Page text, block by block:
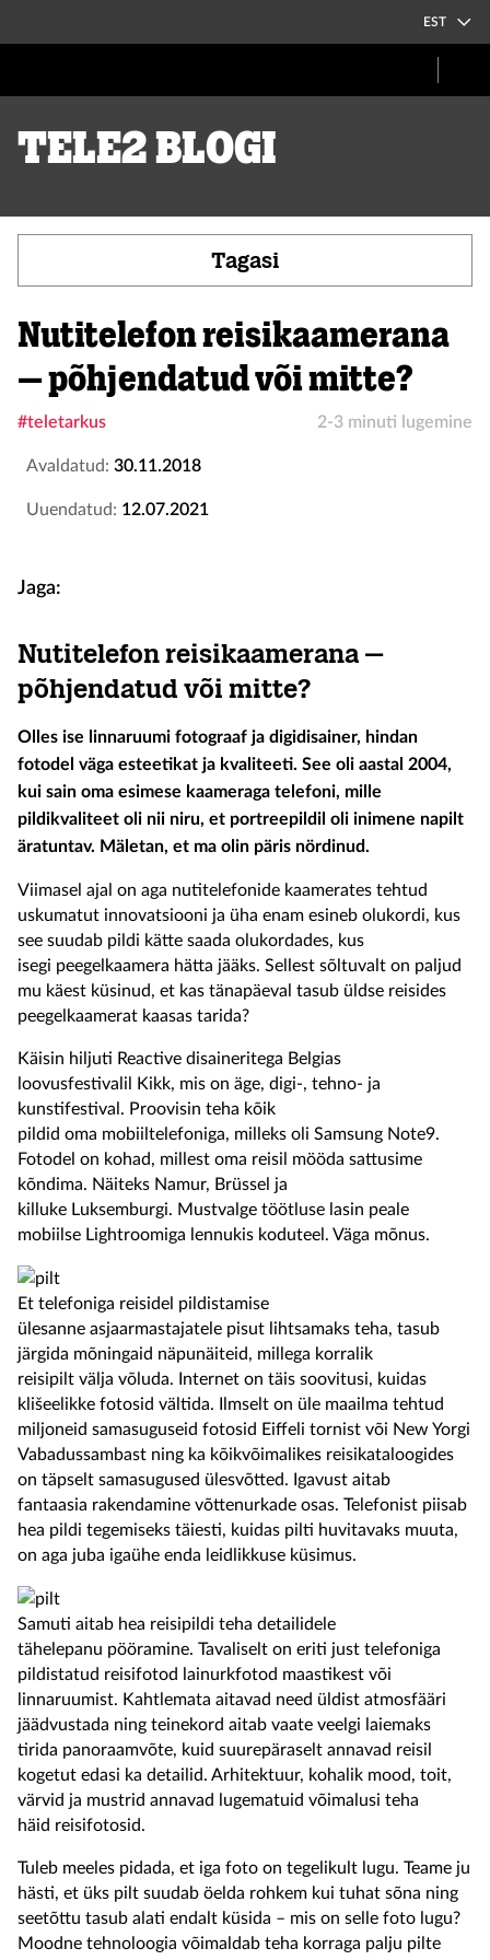
EST
Tele2 blogi
Tagasi
Nutitelefon reisikaamerana
– põhjendatud või mitte?
#teletarkus 2-3 minuti lugemine
Avaldatud: 30.11.2018
Uuendatud: 12.07.2021
Jaga:
Nutitelefon reisikaamerana –
põhjendatud või mitte?
Olles ise linnaruumi fotograaf ja digidisainer, hindan
fotodel väga esteetikat ja kvaliteeti. See oli aastal 2004,
kui sain oma esimese kaameraga telefoni, mille
pildikvaliteet oli nii niru, et portreepildil oli inimene napilt
äratuntav. Mäletan, et ma olin päris nördinud.
Viimasel ajal on aga nutitelefonide kaamerates tehtud
uskumatut innovatsiooni ja üha enam esineb olukordi, kus
see suudab pildi kätte saada olukordades, kus
isegi peegelkaamera hätta jääks. Sellest sõltuvalt on paljud
mu käest küsinud, et kas tänapäeval tasub üldse reisides
peegelkaamerat kaasas tarida?
Käisin hiljuti Reactive disaineritega Belgias
loovusfestivalil Kikk, mis on äge, digi-, tehno- ja
kunstifestival. Proovisin teha kõik
pildid oma mobiiltelefoniga, milleks oli Samsung Note9.
Fotodel on kohad, millest oma reisil mööda sattusime
kõndima. Näiteks Namur, Brüssel ja
killuke Luksemburgi. Mustvalge töötluse lasin peale
mobiilse Lightroomiga lennukis koduteel. Väga mõnus.
Et telefoniga reisidel pildistamise
ülesanne asjaarmastajatele pisut lihtsamaks teha, tasub
järgida mõningaid näpunäiteid, millega korralik
reisipilt välja võluda. Internet on täis soovitusi, kuidas
klišeelikke fotosid vältida. Ilmselt on üle maailma tehtud
miljoneid samasuguseid fotosid Eiffeli tornist või New Yorgi
Vabadussambast ning ka kõikvõimalikes reisikataloogides
on täpselt samasugused ülesvõtted. Igavust aitab
fantaasia rakendamine võttenurkade osas. Telefonist piisab
hea pildi tegemiseks täiesti, kuidas pilti huvitavaks muuta,
on aga juba igaühe enda leidlikkuse küsimus.
Samuti aitab hea reisipildi teha detailidele
tähelepanu pööramine. Tavaliselt on eriti just telefoniga
pildistatud reisifotod lainurkfotod maastikest või
linnaruumist. Kahtlemata aitavad need üldist atmosfääri
jäädvustada ning teinekord aitab vaate veelgi laiemaks
tirida panoraamvõte, kuid suurepäraselt annavad reisil
kogetut edasi ka detailid. Arhitektuur, kohalik mood, toit,
värvid ja mustrid annavad lugematuid võimalusi teha
häid reisifotosid.
Tuleb meeles pidada, et iga foto on tegelikult lugu. Teame ju
hästi, et üks pilt suudab öelda rohkem kui tuhat sõna ning
seetõttu tasub alati endalt küsida – mis on selle foto lugu?
Moodne tehnoloogia võimaldab teha korraga palju pilte